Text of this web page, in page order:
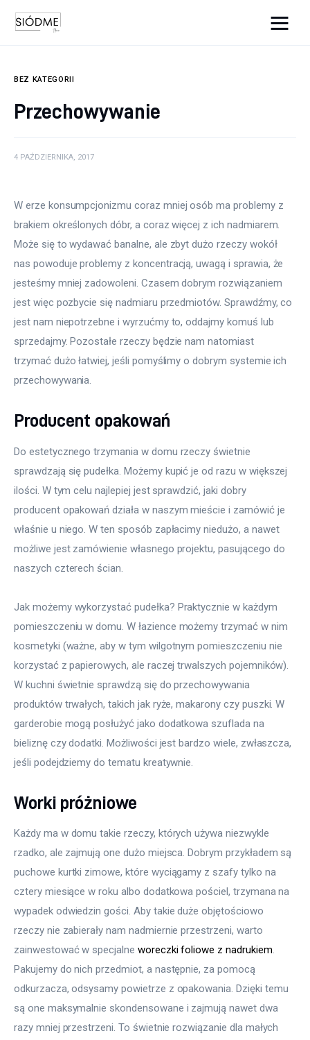
Edukacja
Więcej
BEZ KATEGORII
Przechowywanie
4 PAŹDZIERNIKA, 2017
W erze konsumpcjonizmu coraz mniej osób ma problemy z
brakiem określonych dóbr, a coraz więcej z ich nadmiarem.
Może się to wydawać banalne, ale zbyt dużo rzeczy wokół
nas powoduje problemy z koncentracją, uwagą i sprawia, że
jesteśmy mniej zadowoleni. Czasem dobrym rozwiązaniem
jest więc pozbycie się nadmiaru przedmiotów. Sprawdźmy, co
jest nam niepotrzebne i wyrzućmy to, oddajmy komuś lub
sprzedajmy. Pozostałe rzeczy będzie nam natomiast
trzymać dużo łatwiej, jeśli pomyślimy o dobrym systemie ich
przechowywania.
Producent opakowań
Do estetycznego trzymania w domu rzeczy świetnie
sprawdzają się pudełka. Możemy kupić je od razu w większej
ilości. W tym celu najlepiej jest sprawdzić, jaki dobry
producent opakowań działa w naszym mieście i zamówić je
właśnie u niego. W ten sposób zapłacimy niedużo, a nawet
możliwe jest zamówienie własnego projektu, pasującego do
naszych czterech ścian.
Jak możemy wykorzystać pudełka? Praktycznie w każdym
pomieszczeniu w domu. W łazience możemy trzymać w nim
kosmetyki (ważne, aby w tym wilgotnym pomieszczeniu nie
korzystać z papierowych, ale raczej trwalszych pojemników).
W kuchni świetnie sprawdzą się do przechowywania
produktów trwałych, takich jak ryże, makarony czy puszki. W
garderobie mogą posłużyć jako dodatkowa szuflada na
bieliznę czy dodatki. Możliwości jest bardzo wiele, zwłaszcza,
jeśli podejdziemy do tematu kreatywnie.
Worki próżniowe
Każdy ma w domu takie rzeczy, których używa niezwykle
rzadko, ale zajmują one dużo miejsca. Dobrym przykładem są
puchowe kurtki zimowe, które wyciągamy z szafy tylko na
cztery miesiące w roku albo dodatkowa pościel, trzymana na
wypadek odwiedzin gości. Aby takie duże objętościowo
rzeczy nie zabierały nam nadmiernie przestrzeni, warto
zainwestować w specjalne woreczki foliowe z nadrukiem.
Pakujemy do nich przedmiot, a następnie, za pomocą
odkurzacza, odsysamy powietrze z opakowania. Dzięki temu
są one maksymalnie skondensowane i zajmują nawet dwa
razy mniej przestrzeni. To świetnie rozwiązanie dla małych